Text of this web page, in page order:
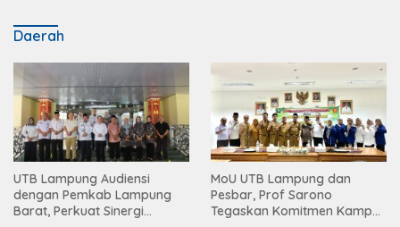
Daerah
UTB Lampung Audiensi
dengan Pemkab Lampung
Barat, Perkuat Sinergi
MoU UTB Lampung dan
Pesbar, Prof Sarono
Tegaskan Komitmen Kampus